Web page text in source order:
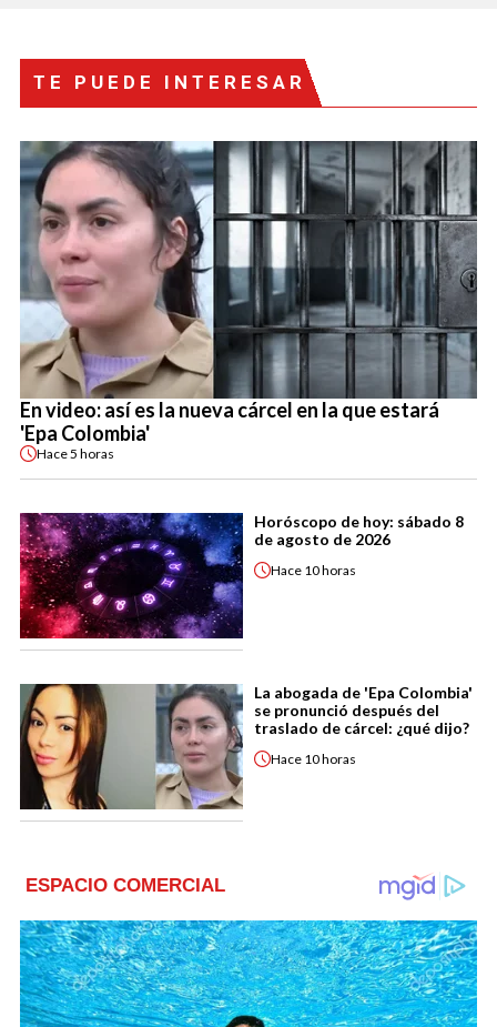
TE PUEDE INTERESAR
En video: así es la nueva cárcel en la que estará
'Epa Colombia'
Hace5 horas
Horóscopo de hoy: sábado 8
de agosto de 2026
Hace 10 horas
La abogada de 'Epa Colombia'
se pronunció después del
traslado de cárcel: ¿qué dijo?
Hace 10 horas